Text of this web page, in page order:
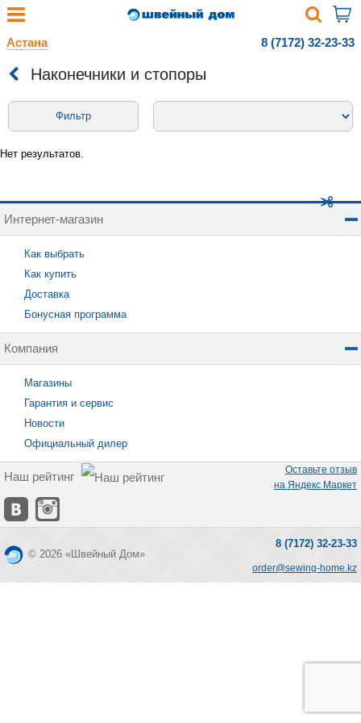
Астана 8 (7172) 32-23-33
Наконечники и стопоры
Фильтр
Нет результатов.
Интернет-магазин
Как выбрать
Как купить
Доставка
Бонусная программа
Компания
Магазины
Гарантия и сервис
Новости
Официальный дилер
Наш рейтинг
Оставьте отзыв
на Яндекс Маркет
© 2026 «Швейный Дом»
8 (7172) 32-23-33
order@sewing-home.kz